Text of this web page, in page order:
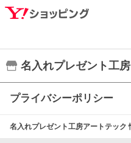
名入れプレゼント工
プライバシーポリシー
名入れプレゼント工房アートテック